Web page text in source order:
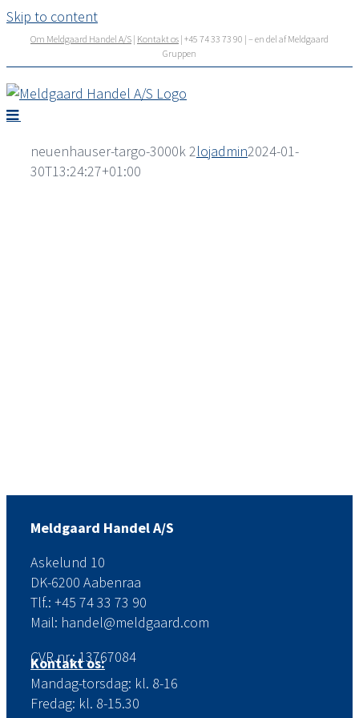
Skip to content
Om Meldgaard Handel A/S | Kontakt os | +45 74 33 73 90 | – en del af Meldgaard
Gruppen
neuenhauser-targo-3000k 2lojadmin2024-01-
30T13:24:27+01:00
Meldgaard Handel A/S
Askelund 10
DK-6200 Aabenraa
Tlf.: +45 74 33 73 90
Mail: handel@meldgaard.com
CVR.nr.: 13767084
Kontakt os:
Mandag-torsdag: kl. 8-16
Fredag: kl. 8-15.30